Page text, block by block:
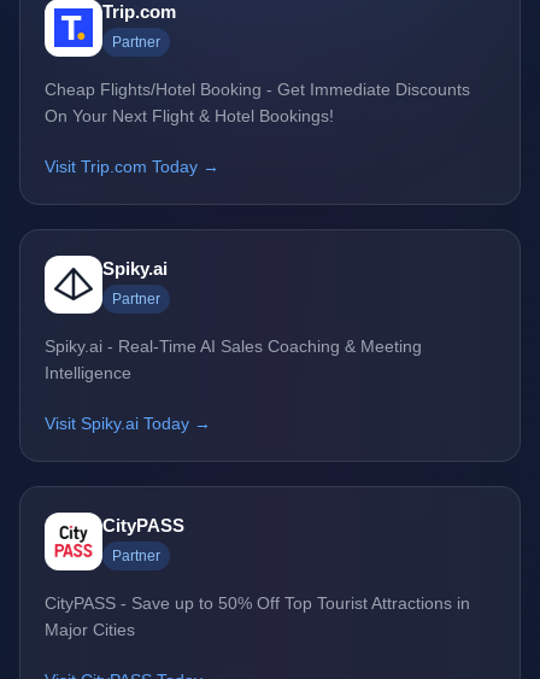
Trip.com
Partner
Cheap Flights/Hotel Booking - Get Immediate Discounts
On Your Next Flight & Hotel Bookings!
Visit Trip.com Today →
Spiky.ai
Partner
Spiky.ai - Real-Time AI Sales Coaching & Meeting
Intelligence
Visit Spiky.ai Today →
CityPASS
Partner
CityPASS - Save up to 50% Off Top Tourist Attractions in
Major Cities